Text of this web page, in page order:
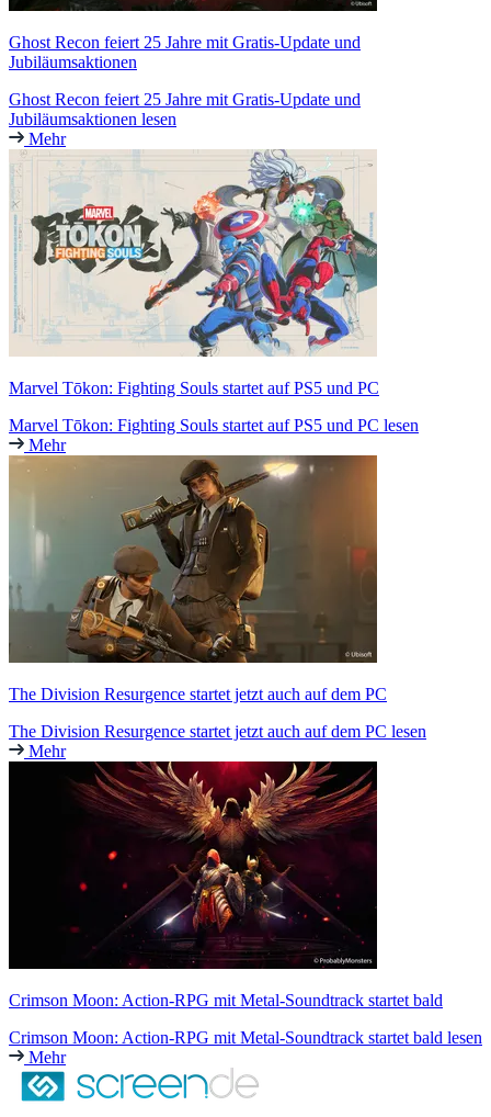
Ghost Recon feiert 25 Jahre mit Gratis-Update und
Jubiläumsaktionen
Ghost Recon feiert 25 Jahre mit Gratis-Update und
Jubiläumsaktionen lesen
Mehr
Marvel Tōkon: Fighting Souls startet auf PS5 und PC
Marvel Tōkon: Fighting Souls startet auf PS5 und PC lesen
Mehr
The Division Resurgence startet jetzt auch auf dem PC
The Division Resurgence startet jetzt auch auf dem PC lesen
Mehr
Crimson Moon: Action-RPG mit Metal-Soundtrack startet bald
Crimson Moon: Action-RPG mit Metal-Soundtrack startet bald lesen
Mehr